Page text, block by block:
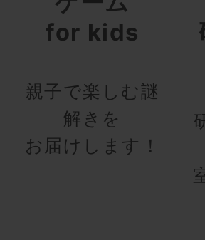
for kids
親子で楽しむ謎
解きを
お届けします！